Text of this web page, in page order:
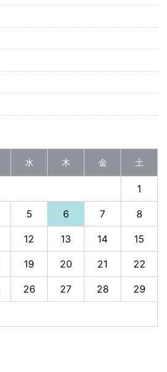
水 木 金 土
1
5 6 7 8
12 13 14 15
19 20 21 22
26 27 28 29